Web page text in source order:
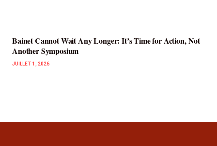
Bainet Cannot Wait Any Longer: It’s Time for Action, Not
Another Symposium
JUILLET 1, 2026